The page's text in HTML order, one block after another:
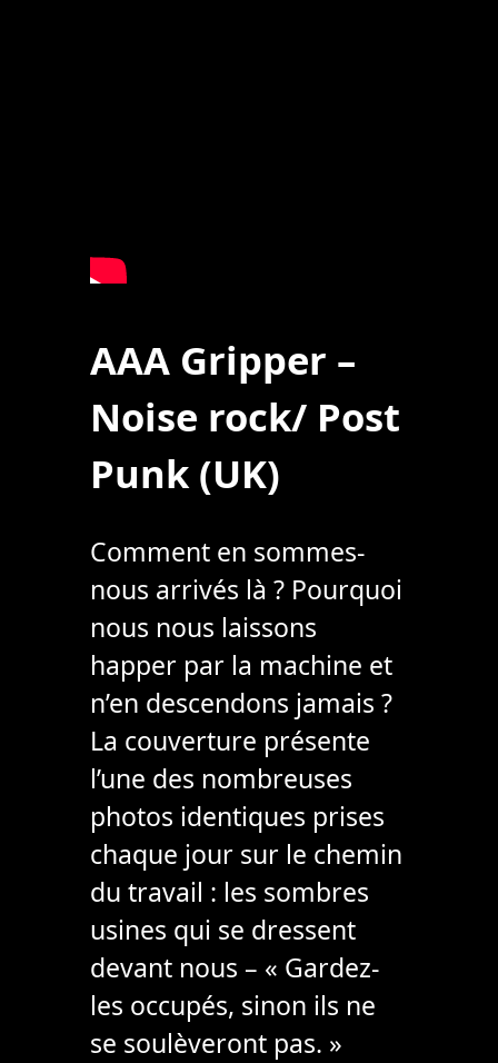
AAA Gripper –
Noise rock/ Post
Punk (UK)
Comment en sommes-
nous arrivés là ? Pourquoi
nous nous laissons
happer par la machine et
n’en descendons jamais ?
La couverture présente
l’une des nombreuses
photos identiques prises
chaque jour sur le chemin
du travail : les sombres
usines qui se dressent
devant nous – « Gardez-
les occupés, sinon ils ne
se soulèveront pas. »